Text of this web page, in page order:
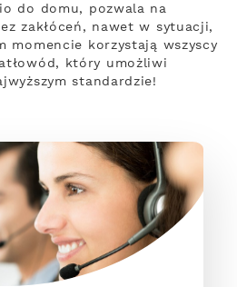
do domu, pozwala na
zakłóceń, nawet w sytuacji,
momencie korzystają wszyscy
który umożliwi
standardzie!